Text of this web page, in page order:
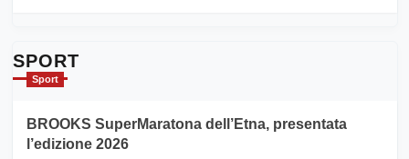
con
la
SPORT
Sport
BROOKS SuperMaratona dell’Etna, presentata
l’edizione 2026